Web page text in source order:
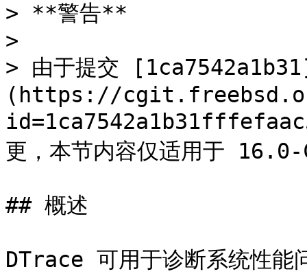
> **警告**
>
> 由于提交
(https://
更，本节内容仅适用于 16.0-
## 概述
DTrace 可用于诊断系统性能